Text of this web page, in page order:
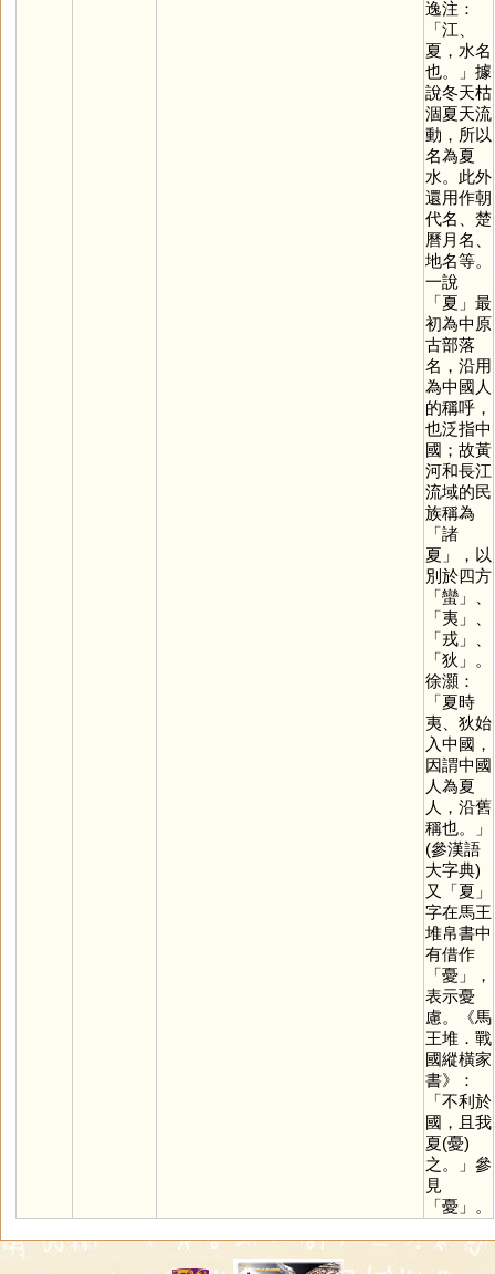
逸注：
「江、
夏，水名
也。」據
說冬天枯
涸夏天流
動，所以
名為夏
水。此外
還用作朝
代名、楚
曆月名、
地名等。
一說
「夏 」最
初為中原
古部落
名，沿用
為中國人
的稱呼，
也泛指中
國；故黃
河和長江
流域的民
族稱為
「諸
夏」，以
別於四方
「蠻」、
「夷」、
「戎」、
「狄 」。
徐灝：
「夏時
夷、狄始
入中國，
因謂中國
人為夏
人，沿舊
稱也。」
(參漢語
大字典)
又「夏 」
字在馬王
堆帛書中
有借作
「憂」，
表示憂
慮。《馬
王堆．戰
國縱橫家
書》：
「不利於
國，且我
夏(憂)
之。」參
見
「憂」。